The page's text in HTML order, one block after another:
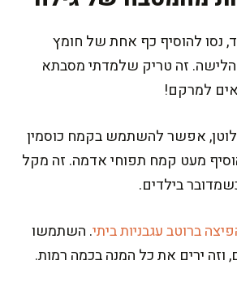
נסו להוסיף כף אחת של חומץ
זה טריק שלמדתי מסבתא
למרקם!
אפשר להשתמש בקמח כוסמין
מעט קמח תפוחי אדמה. זה מקל
בילדים.
ברוטב עגבניות ביתי. השתמשו
וזה ירים את כל המנה בכמה רמות.